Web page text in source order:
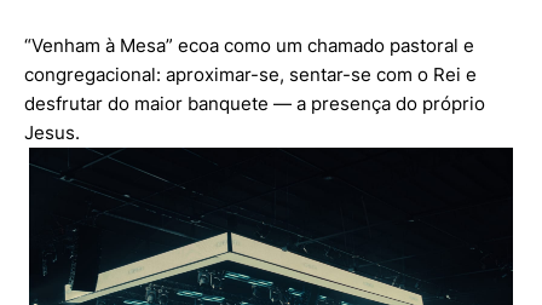
“Venham à Mesa” ecoa como um chamado pastoral e
congregacional: aproximar-se, sentar-se com o Rei e
desfrutar do maior banquete — a presença do próprio
Jesus.